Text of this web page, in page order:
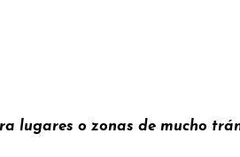
lugares o zonas de mucho